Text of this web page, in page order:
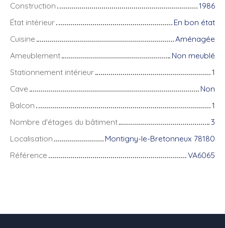
Construction
1986
État intérieur
En bon état
Cuisine
Aménagée
Ameublement
Non meublé
Stationnement intérieur
1
Cave
Non
Balcon
1
Nombre d'étages du bâtiment
3
Localisation
Montigny-le-Bretonneux 78180
Référence
VA6065